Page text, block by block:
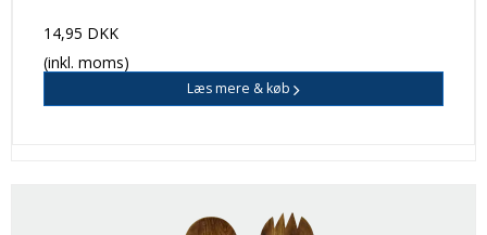
14,95 DKK
(inkl. moms)
Læs mere & køb